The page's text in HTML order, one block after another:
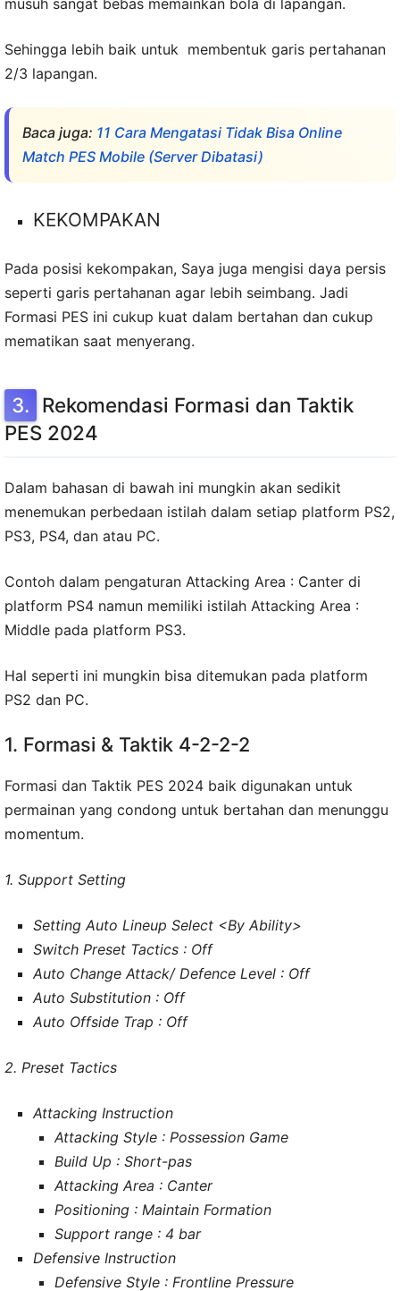
musuh sangat bebas memainkan bola di lapangan.
Sehingga lebih baik untuk membentuk garis pertahanan
2/3 lapangan.
Baca juga: 11 Cara Mengatasi Tidak Bisa Online
Match PES Mobile (Server Dibatasi)
KEKOMPAKAN
Pada posisi kekompakan, Saya juga mengisi daya persis
seperti garis pertahanan agar lebih seimbang. Jadi
Formasi PES ini cukup kuat dalam bertahan dan cukup
mematikan saat menyerang.
Rekomendasi Formasi dan Taktik
PES 2024
Dalam bahasan di bawah ini mungkin akan sedikit
menemukan perbedaan istilah dalam setiap platform PS2,
PS3, PS4, dan atau PC.
Contoh dalam pengaturan Attacking Area : Canter di
platform PS4 namun memiliki istilah Attacking Area :
Middle pada platform PS3.
Hal seperti ini mungkin bisa ditemukan pada platform
PS2 dan PC.
1. Formasi & Taktik 4-2-2-2
Formasi dan Taktik PES 2024 baik digunakan untuk
permainan yang condong untuk bertahan dan menunggu
momentum.
1. Support Setting
Setting Auto Lineup Select <By Ability>
Switch Preset Tactics : Off
Auto Change Attack/ Defence Level : Off
Auto Substitution : Off
Auto Offside Trap : Off
2. Preset Tactics
Attacking Instruction
Attacking Style : Possession Game
Build Up : Short-pas
Attacking Area : Canter
Positioning : Maintain Formation
Support range : 4 bar
Defensive Instruction
Defensive Style : Frontline Pressure